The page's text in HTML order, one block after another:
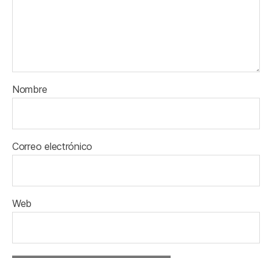
Nombre
Correo electrónico
Web